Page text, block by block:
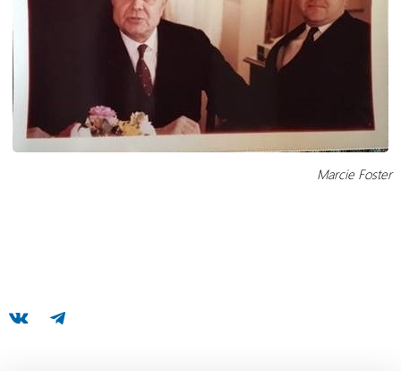
Marcie Foster